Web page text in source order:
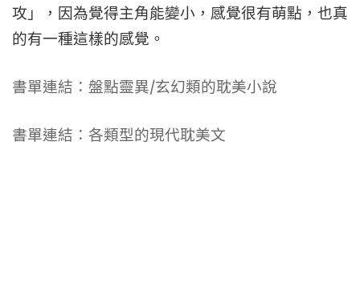
攻」，因為覺得主角能變小，感覺很有萌點，也真
的有一種這樣的感覺。
書單連結：盤點靈異/玄幻類的耽美小說
書單連結：各類型的現代耽美文